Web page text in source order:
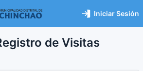
Iniciar Sesión
de Visitas